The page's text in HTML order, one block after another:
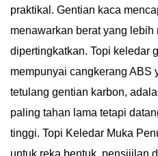
praktikal. Gentian kaca
menawarkan berat yang
dipertingkatkan. Topi keledar
mempunyai cangkerang ABS
tetulang gentian karbon,
paling tahan lama tetapi
tinggi. Topi Keledar Muka